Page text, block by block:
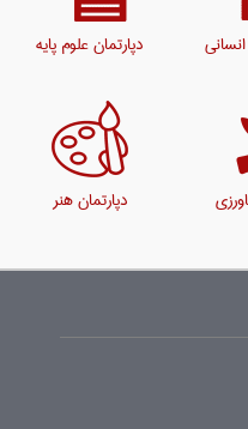
دپارتمان علوم پایه
دپارتمان هنر